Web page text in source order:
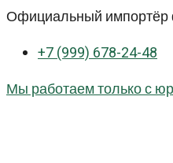
Перейти
контенту
Официальный импортёр
+7 (999) 678-24-48
Мы работаем только с